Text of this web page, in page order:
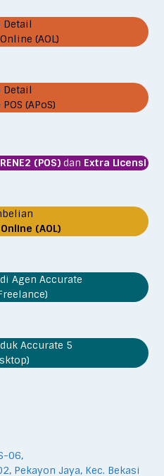
Detail
(AOL)
Detail
(APoS)
RENE2 (POS) dan Extra Licensi
(AOL)
Agen Accurate
Accurate 5
06,
Pekayon Jaya, Kec. Bekasi